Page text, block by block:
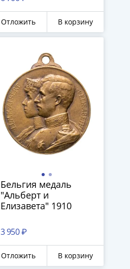
Отложить В корзину
Бельгия медаль
"Альберт и
Елизавета" 1910
3 950 ₽
Отложить В корзину